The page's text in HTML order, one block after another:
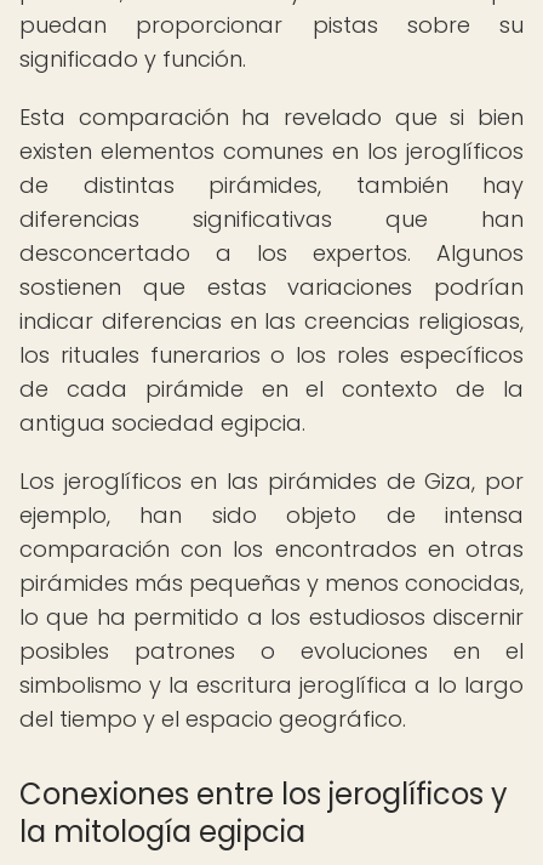
puedan proporcionar pistas sobre su
significado y función.
Esta comparación ha revelado que si bien
existen elementos comunes en los jeroglíficos
de distintas pirámides, también hay
diferencias significativas que han
desconcertado a los expertos. Algunos
sostienen que estas variaciones podrían
indicar diferencias en las creencias religiosas,
los rituales funerarios o los roles específicos
de cada pirámide en el contexto de la
antigua sociedad egipcia.
Los jeroglíficos en las pirámides de Giza, por
ejemplo, han sido objeto de intensa
comparación con los encontrados en otras
pirámides más pequeñas y menos conocidas,
lo que ha permitido a los estudiosos discernir
posibles patrones o evoluciones en el
simbolismo y la escritura jeroglífica a lo largo
del tiempo y el espacio geográfico.
Conexiones entre los jeroglíficos y
la mitología egipcia